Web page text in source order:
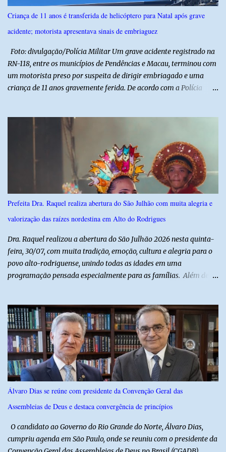
celebrar suas raízes. ​O sucesso desta edição reforça o compromisso
da administração da Prefeita Dra. Raquel com o resgate e a
valorização das tradições, unindo grandes atrações musicais e
Criança de 11 anos é transferida de helicóptero para Natal após grave
acidente; motorista apresentava sinais de embriaguez
Foto: divulgação/Polícia Militar Um grave acidente registrado na
RN-118, entre os municípios de Pendências e Macau, terminou com
um motorista preso por suspeita de dirigir embriagado e uma
criança de 11 anos gravemente ferida. De acordo com a Polícia
autuado em flagrante. O exame pericial para confirmar a
concentração de álcool no organismo ainda está em andamento. A
vítima é um menino de 11 anos, que sofreu ferimentos graves no
acidente. Após os primeiros atendimentos, ele foi entubado e
transferido pelo helicóptero Potiguar 02 para o Hospital
Monsenhor Walfredo Gurgel, em Natal, onde permanece internado
sob cuidados médicos especializados. Segundo informações da
Polícia Militar, a criança é filha de um policial militar. PM reforça
alerta sobre álcool e direção Em nota, a Polícia Militar manifestou
Prefeita Dra. Raquel realiza abertura do São Julhão com muita alegria e
valorização das raízes nordestina em Alto do Rodrigues
Dra. Raquel realizou a abertura do São Julhão 2026 nesta quinta-
feira, 30/07, com muita tradição, emoção, cultura e alegria para o
povo alto-rodriguense, unindo todas as idades em uma
programação pensada especialmente para as famílias. Além de
mostrando o cuidado com o desenvolvimento do alto-rodriguense.
A primeira noite foi marcada por apresentações que
emocionaram o público, contando com as quadrilhas das escolas
municipais Félix Antônio e Walfredo Gurgel, o ritmo contagiante
dos Cangaceiros do Nordeste, a alegria do grupo da Melhor Idade
e o belíssimo espetáculo "Mulheres do Cangaço: o Fiar da
Resistência", do Alto em Cena. Para fechar a noite com muitas
gargalhadas e descontração, o humorista Titela do Ceará garantiu
a alegria de todos. E o melhor de tudo é que a festa continua com
mais dois dias de muita animação, reafirmando o sucesso ...
Álvaro Dias se reúne com presidente da Convenção Geral das
Assembleias de Deus e destaca convergência de princípios
O candidato ao Governo do Rio Grande do Norte, Álvaro Dias,
cumpriu agenda em São Paulo, onde se reuniu com o presidente da